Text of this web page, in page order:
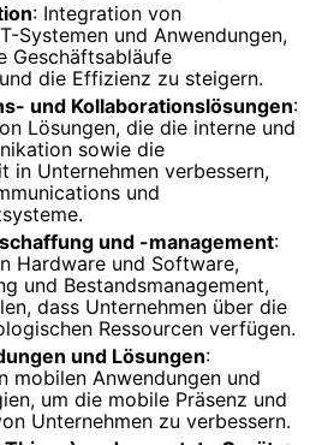
: Integration von
Systemen und Anwendungen,
Geschäftsabläufe
die Effizienz zu steigern.
und Kollaborationslösungen:
Lösungen, die die interne und
sowie die
in Unternehmen verbessern,
und
und -management:
Hardware und Software,
und Bestandsmanagement,
dass Unternehmen über die
Ressourcen verfügen.
und Lösungen:
mobilen Anwendungen und
um die mobile Präsenz und
Unternehmen zu verbessern.